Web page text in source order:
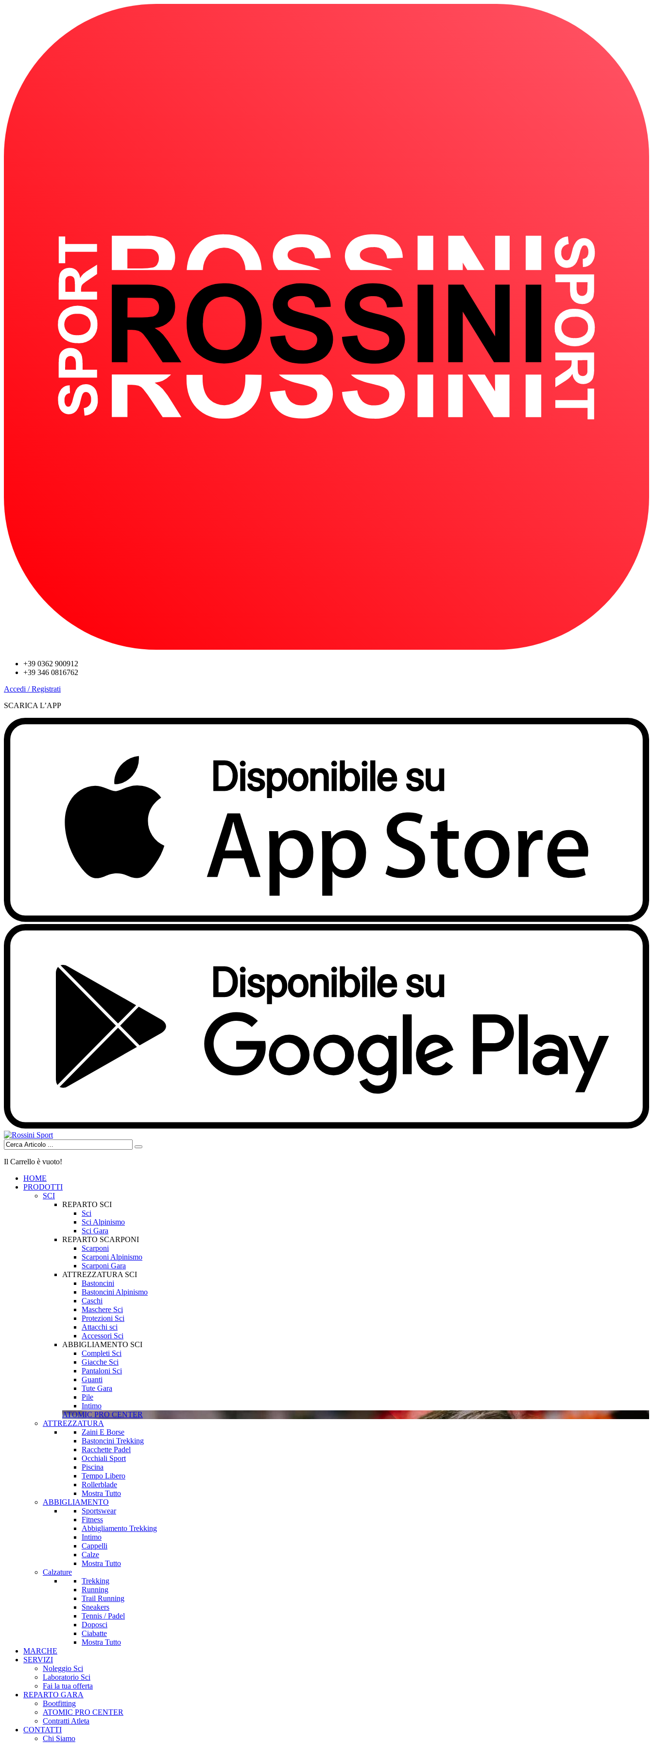
+39 0362 900912
+39 346 0816762
Accedi / Registrati
SCARICA L’APP
Il Carrello è vuoto!
HOME
PRODOTTI
SCI
REPARTO SCI
Sci
Sci Alpinismo
Sci Gara
REPARTO SCARPONI
Scarponi
Scarponi Alpinismo
Scarponi Gara
ATTREZZATURA SCI
Bastoncini
Bastoncini Alpinismo
Caschi
Maschere Sci
Protezioni Sci
Attacchi sci
Accessori Sci
ABBIGLIAMENTO SCI
Completi Sci
Giacche Sci
Pantaloni Sci
Guanti
Tute Gara
Pile
Intimo
ATOMIC PRO CENTER
ATTREZZATURA
Zaini E Borse
Bastoncini Trekking
Racchette Padel
Occhiali Sport
Piscina
Tempo Libero
Rollerblade
Mostra Tutto
ABBIGLIAMENTO
Sportswear
Fitness
Abbigliamento Trekking
Intimo
Cappelli
Calze
Mostra Tutto
Calzature
Trekking
Running
Trail Running
Sneakers
Tennis / Padel
Doposci
Ciabatte
Mostra Tutto
MARCHE
SERVIZI
Noleggio Sci
Laboratorio Sci
Fai la tua offerta
REPARTO GARA
Bootfitting
ATOMIC PRO CENTER
Contratti Atleta
CONTATTI
Chi Siamo